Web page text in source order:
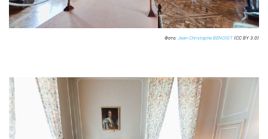
Фото: Jean-Christophe BENOIST (CC BY 3.0)